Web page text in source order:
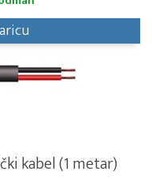
kabel (1 metar)